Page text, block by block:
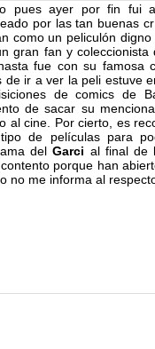
pues ayer por fin fui
por las tan buenas
como un peliculón
gran fan y
fue con su famosa
de ir a ver la peli estuve
de comics de
de sacar su
al cine. Por cierto, es
de películas para
delGarci al final de
porque han
no me informa al